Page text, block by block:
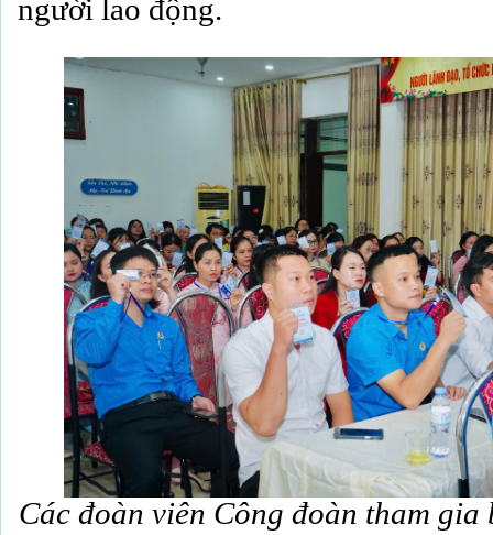
người lao động.
Các đoàn viên Công đoàn tham